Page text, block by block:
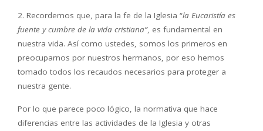
2. Recordemos que, para la fe de la Iglesia “la Eucaristía es
fuente y cumbre de la vida cristiana”, es fundamental en
nuestra vida. Así como ustedes, somos los primeros en
preocuparnos por nuestros hermanos, por eso hemos
tomado todos los recaudos necesarios para proteger a
nuestra gente.
Por lo que parece poco lógico, la normativa que hace
diferencias entre las actividades de la Iglesia y otras